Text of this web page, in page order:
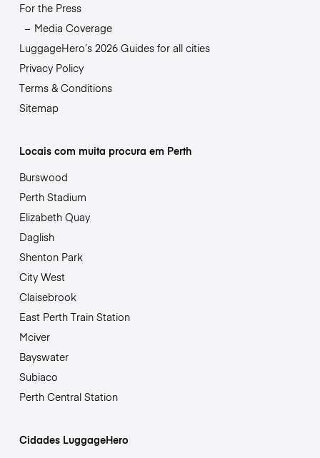
For the Press
Media Coverage
LuggageHero’s 2026 Guides for all cities
Privacy Policy
Terms & Conditions
Sitemap
Locais com muita procura em Perth
Burswood
Perth Stadium
Elizabeth Quay
Daglish
Shenton Park
City West
Claisebrook
East Perth Train Station
Mciver
Bayswater
Subiaco
Perth Central Station
Cidades LuggageHero